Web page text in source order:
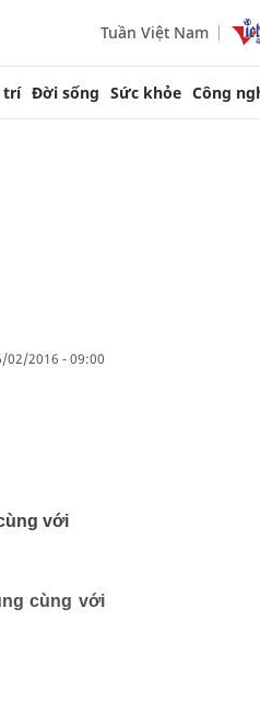
Tuần Việt Nam
trí Đời sống Sức khỏe Công
02/2016 - 09:00
với
cùng với